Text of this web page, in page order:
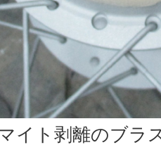
イト剥離のブラ